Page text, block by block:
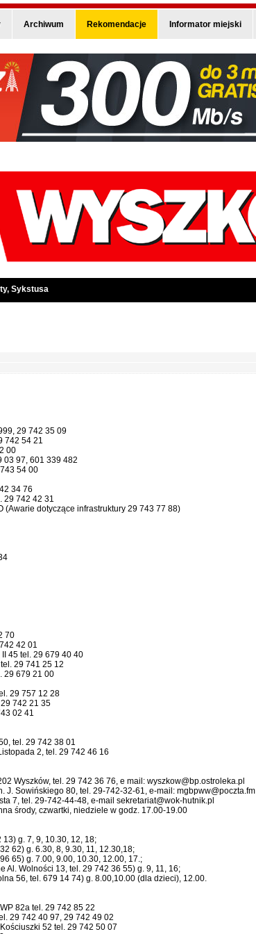
Archiwum Rekomendacje Informator miejski
Sykstusa
29 742 35 09
742 54 21
00
03 97, 601 339 482
54 00
34 76
29 742 42 31
(Awarie dotyczące infrastruktury 29 743 77 88)
70
42 01
45 tel. 29 679 40 40
29 741 25 12
29 679 21 00
29 757 12 28
742 21 35
02 41
tel. 29 742 38 01
2, tel. 29 742 46 16
Wyszków, tel. 29 742 36 76, e mail: wyszkow@bp.ostroleka.pl
J. Sowińskiego 80, tel. 29-742-32-61, e-mail: mgbpww@poczta.fm
7, tel. 29-742-44-48, e-mail sekretariat@wok-hutnik.pl
środy, czwartki, niedziele w godz. 17.00-19.00
13) g. 7, 9, 10.30, 12, 18;
62) g. 6.30, 8, 9.30, 11, 12.30,18;
65) g. 7.00, 9.00, 10.30, 12.00, 17.;
Wolności 13, tel. 29 742 36 55) g. 9, 11, 16;
56, tel. 679 14 74) g. 8.00,10.00 (dla dzieci), 12.00.
82a tel. 29 742 85 22
29 742 40 97, 29 742 49 02
52 tel. 29 742 50 07